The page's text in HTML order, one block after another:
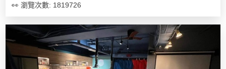
地
佈
置
用
品
動
婚
禮
神
情
侶
們
👀 瀏覽次數: 1819726